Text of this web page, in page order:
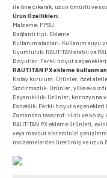
ile öne çıkarak, uzun ömürlü ve
Ürün Özellikleri:
Malzeme: PPSU
Bağlantı tipi: Ekleme
Kullanım alanları: Kullanım suyu
Uyumluluk: RAUTITAN stabil ve
Boyutlar: Farklı boyut
RAUTITAN PX ekleme
Kolay kurulum: Ürünler, özel
Sızdırmazlık: Ürünler, yüksek
Dayanıklılık: Ürünler, korozyona
Esneklik: Farklı boyut
Zamandan tasarruf: Hızlı ve
RAUTITAN PX ekleme ürünleri,
veya mevcut sisteminizi
malzemelerden üretilmiş ve uzun